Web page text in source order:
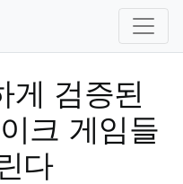
게 검증된
크 게임들
다